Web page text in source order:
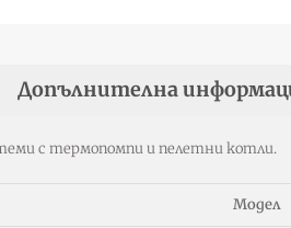
Допълнителна
с термопомпи и пелетни котли.
Модел